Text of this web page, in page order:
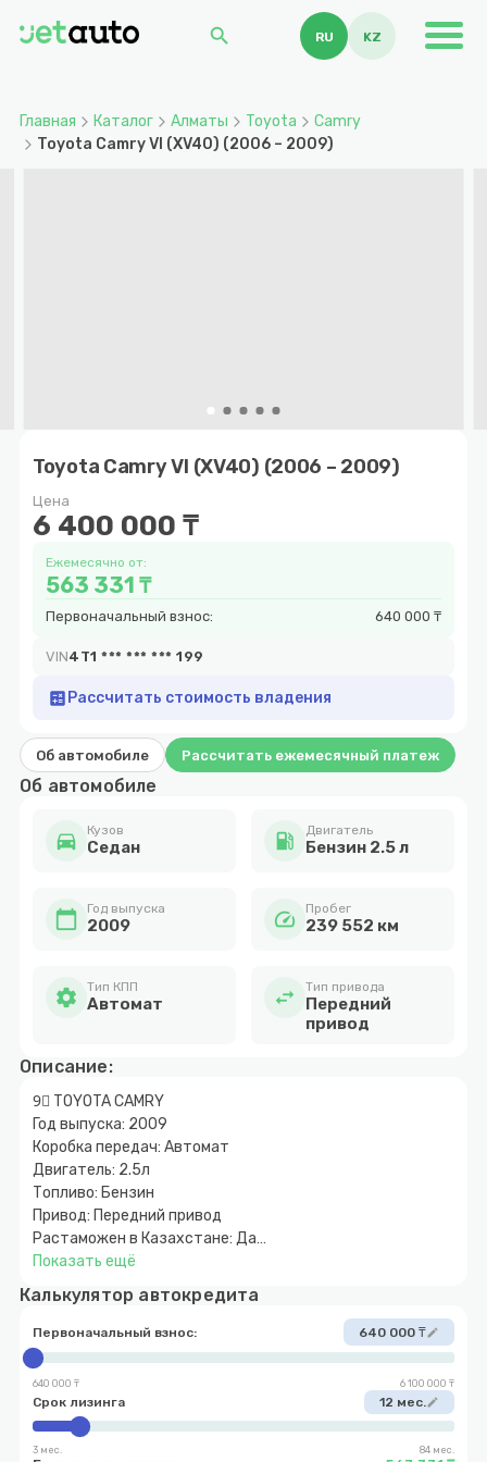
search RU KZ
Главная Каталог Алматы Toyota
Camry
Toyota Camry VI (XV40) (2006 – 2009)
Toyota Camry VI (XV40) (2006 – 2009)
Цена
6 400 000 ₸
Ежемесячно от:
563 331 ₸
Первоначальный взнос: 640 000 ₸
VIN4T1 *** *** *** 199
calculate Рассчитать стоимость владения
Об автомобиле Рассчитать ежемесячный платеж
Об автомобиле
directions_car Кузов
Cедан local_gas_station Двигатель
Бензин 2.5 л
calendar_today Год выпуска
2009 speed Пробег
239 552 км
settings Тип КПП
Автомат swap_horiz Тип привода
Передний
привод
Описание:
9⃣ TOYOTA CAMRY
Год выпуска: 2009
Коробка передач: Автомат
Двигатель: 2.5л
Топливо: Бензин
Привод: Передний привод
Растаможен в Казахстане: Да
Цена : 6.400.000
Талдыкурган ул.Абая 328/1
重+7700 177 18 07
Администратор
国+7707 724-73-18
Контроль качества #автосалон #машины
#автомобилиспробегом #колёсаталды
#q4tulpar_taldykorgan
Показать ещё
Калькулятор автокредита
Первоначальный взнос: 640 000 ₸edit
640 000 ₸ 6 100 000 ₸
Срок лизинга 12 мес.edit
3 мес. 84 мес.